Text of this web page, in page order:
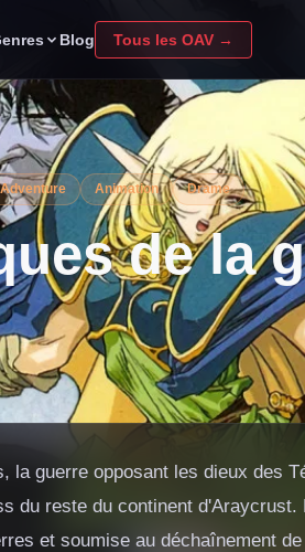
Blog Tous les OAV →
Animation Drame
de la
la guerre opposant les dieux des
du reste du continent
et soumise au déchaînement